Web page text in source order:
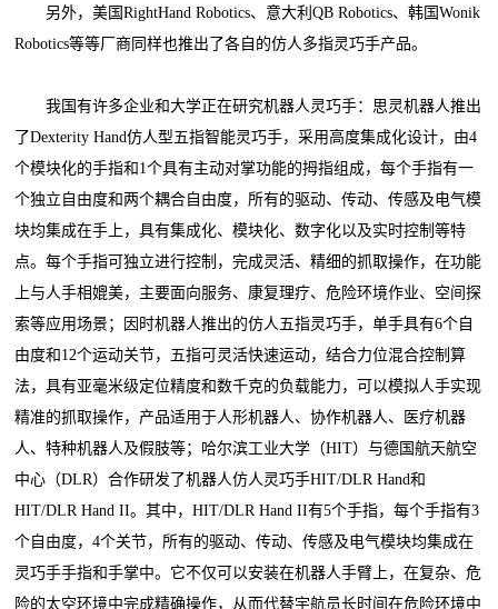
另外，美国RightHand Robotics、意大利QB Robotics、韩国Wonik
Robotics等等厂商同样也推出了各自的仿人多指灵巧手产品。
我国有许多企业和大学正在研究机器人灵巧手：思灵机器人推出
了Dexterity Hand仿人型五指智能灵巧手，采用高度集成化设计，由4
个模块化的手指和1个具有主动对掌功能的拇指组成，每个手指有一
个独立自由度和两个耦合自由度，所有的驱动、传动、传感及电气模
块均集成在手上，具有集成化、模块化、数字化以及实时控制等特
点。每个手指可独立进行控制，完成灵活、精细的抓取操作，在功能
上与人手相媲美，主要面向服务、康复理疗、危险环境作业、空间探
索等应用场景；因时机器人推出的仿人五指灵巧手，单手具有6个自
由度和12个运动关节，五指可灵活快速运动，结合力位混合控制算
法，具有亚毫米级定位精度和数千克的负载能力，可以模拟人手实现
精准的抓取操作，产品适用于人形机器人、协作机器人、医疗机器
人、特种机器人及假肢等；哈尔滨工业大学（HIT）与德国航天航空
中心（DLR）合作研发了机器人仿人灵巧手HIT/DLR Hand和
HIT/DLR Hand II。其中，HIT/DLR Hand II有5个手指，每个手指有3
个自由度，4个关节，所有的驱动、传动、传感及电气模块均集成在
灵巧手手指和手掌中。它不仅可以安装在机器人手臂上，在复杂、危
险的太空环境中完成精确操作，从而代替宇航员长时间在危险环境中